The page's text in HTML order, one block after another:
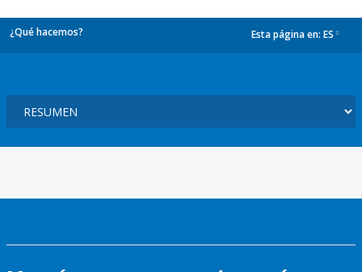
¿Qué hacemos? Esta página en: ES